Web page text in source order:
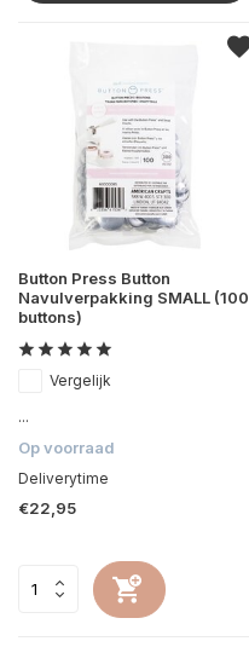
Button Press Button
Navulverpakking SMALL (100
buttons)
Vergelijk
...
Op voorraad
Deliverytime
€22,95